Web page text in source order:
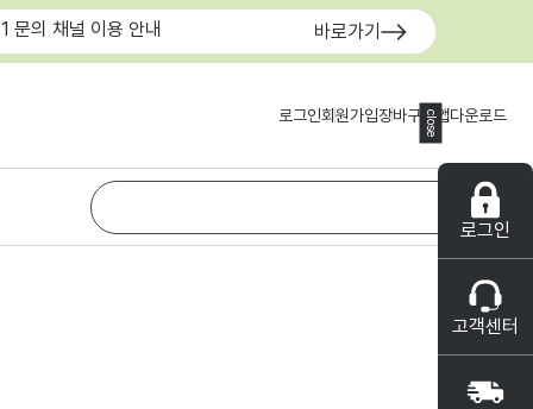
close
로그인
고객센터
문의 채널 이용 안내 바로가기
로그인회원가입장바구니앱다운로드